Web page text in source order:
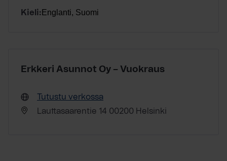
Kieli: Englanti, Suomi
Erkkeri Asunnot Oy – Vuokraus
Tutustu verkossa
Lauttasaarentie 14 00200 Helsinki